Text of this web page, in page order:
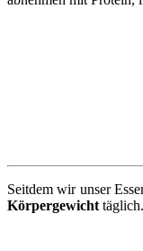
Seitdem wir unser
Körpergewicht